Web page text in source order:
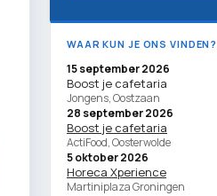
WAAR KUN JE ONS VINDEN?
15 september 2026
Boost je cafetaria
Jongens, Oostzaan
28 september 2026
Boost je cafetaria
ActiFood, Oosterwolde
5 oktober 2026
Horeca Xperience
Martiniplaza Groningen